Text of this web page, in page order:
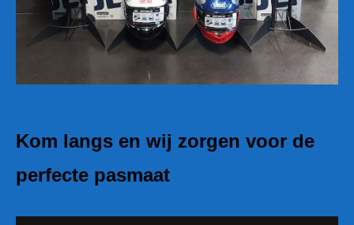
Kom langs en wij zorgen voor de
perfecte pasmaat